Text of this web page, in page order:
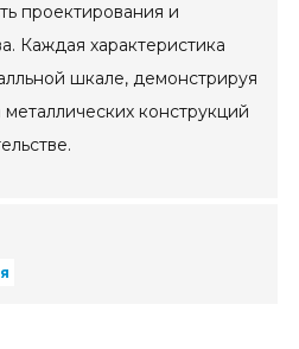
проектирования и
Каждая характеристика
шкале, демонстрируя
конструкций